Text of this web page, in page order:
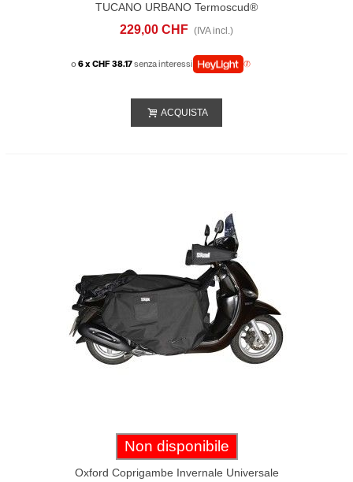
TUCANO URBANO Termoscud®
R219PRO Honda Forza 750 (2021-)
229,00 CHF (IVA incl.)
o6 x CHF 38.17senza interessi
ACQUISTA
Non disponibile
Oxford Coprigambe Invernale Universale